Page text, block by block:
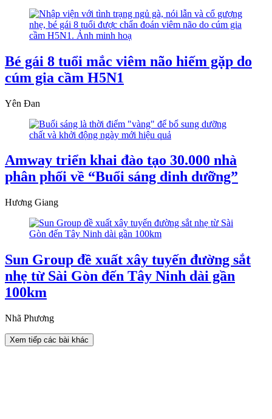
Bé gái 8 tuổi mắc viêm não hiếm gặp do
cúm gia cầm H5N1
Yên Đan
Amway triển khai đào tạo 30.000 nhà
phân phối về “Buổi sáng dinh dưỡng”
Hương Giang
Sun Group đề xuất xây tuyến đường sắt
nhẹ từ Sài Gòn đến Tây Ninh dài gần
100km
Nhã Phương
Xem tiếp các bài khác